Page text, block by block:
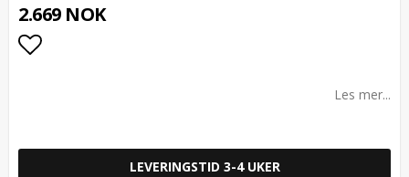
2.669 NOK
Les mer...
LEVERINGSTID 3-4 UKER